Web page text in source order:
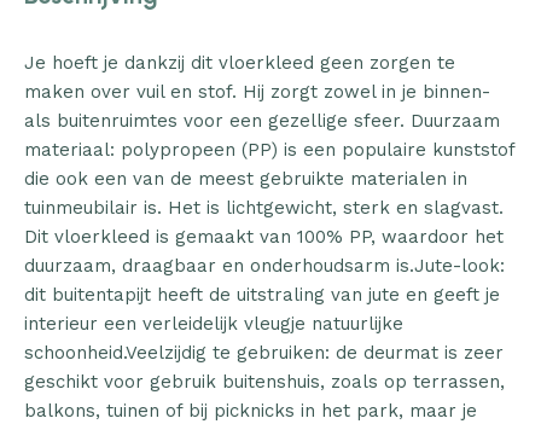
Je hoeft je dankzij dit vloerkleed geen zorgen te
maken over vuil en stof. Hij zorgt zowel in je binnen-
als buitenruimtes voor een gezellige sfeer. Duurzaam
materiaal: polypropeen (PP) is een populaire kunststof
die ook een van de meest gebruikte materialen in
tuinmeubilair is. Het is lichtgewicht, sterk en slagvast.
Dit vloerkleed is gemaakt van 100% PP, waardoor het
duurzaam, draagbaar en onderhoudsarm is.Jute-look:
dit buitentapijt heeft de uitstraling van jute en geeft je
interieur een verleidelijk vleugje natuurlijke
schoonheid.Veelzijdig te gebruiken: de deurmat is zeer
geschikt voor gebruik buitenshuis, zoals op terrassen,
balkons, tuinen of bij picknicks in het park, maar je